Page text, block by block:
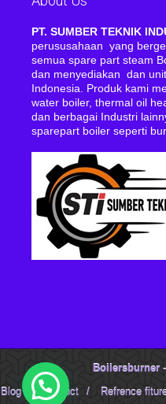
PT. SUMBER TEKNIK
perususahaan yang
semua spare part steam
dan menyediakan dan
Indonesia. Produk kami
water boiler, thermal oil
dan berbagai Industri
sparepart boiler seperti
Boilersburner
Blog
/ Product / Refrence